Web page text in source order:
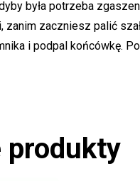
była potrzeba
zanim zaczniesz palić
i podpal końcówkę.
produkty